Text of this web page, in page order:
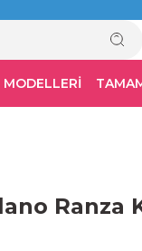
Ranza